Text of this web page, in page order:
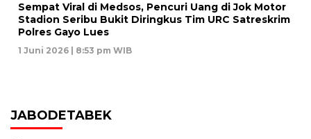
Sempat Viral di Medsos, Pencuri Uang di Jok Motor
Stadion Seribu Bukit Diringkus Tim URC Satreskrim
Polres Gayo Lues
1 Juni 2026 | 8:53 pm WIB
JABODETABEK